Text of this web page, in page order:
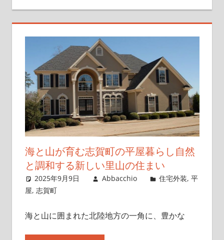
海と山が育む志賀町の平屋暮らし自然
と調和する新しい里山の住まい
2025年9月9日 Abbacchio 住宅外装,平
屋, 志賀町
海と山に囲まれた北陸地方の一角に、豊かな